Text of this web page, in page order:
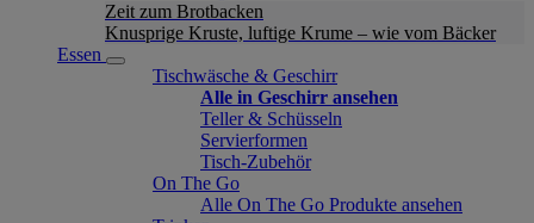
Zeit zum Brotbacken
Knusprige Kruste, luftige Krume – wie vom Bäcker
Essen
Tischwäsche & Geschirr
Alle in Geschirr ansehen
Teller & Schüsseln
Servierformen
Tisch-Zubehör
On The Go
Alle On The Go Produkte ansehen